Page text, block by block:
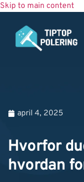
Skip to main content
april 4, 2025
Hvorfor
hvordan